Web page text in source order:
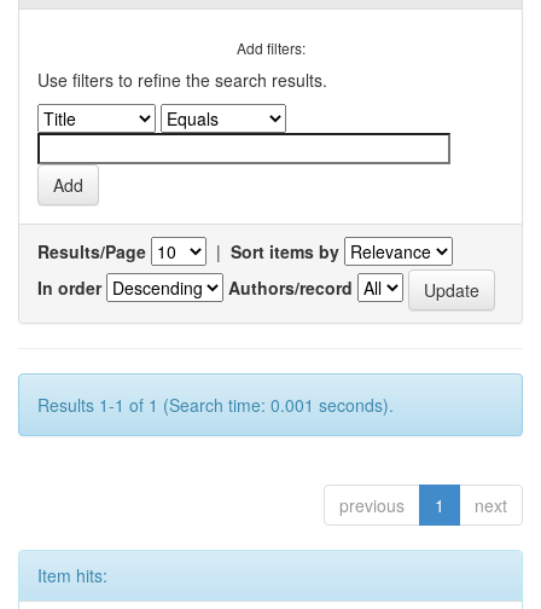
Add filters:
Use filters to refine the search results.
Results/Page | Sort items by
In order
Authors/record
Results 1-1 of 1 (Search time: 0.001 seconds).
previous 1 next
Item hits: